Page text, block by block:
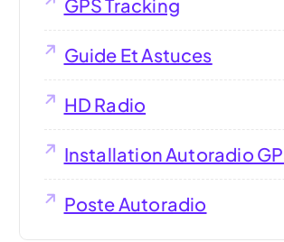
GPS Tracking
Guide Et Astuces
HD Radio
Installation Autoradio
Poste Autoradio